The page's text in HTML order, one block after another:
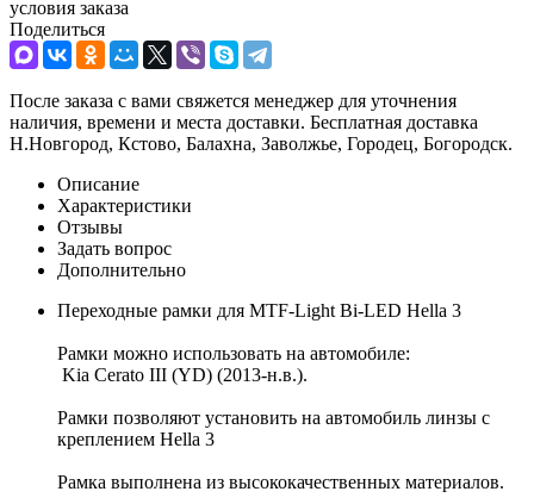
условия заказа
Поделиться
После заказа с вами свяжется менеджер для уточнения
наличия, времени и места доставки. Бесплатная доставка
Н.Новгород, Кстово, Балахна, Заволжье, Городец, Богородск.
Описание
Характеристики
Отзывы
Задать вопрос
Дополнительно
Переходные рамки для MTF-Light Bi-LED Hella 3
Рамки можно использовать на автомобиле:
Kia Cerato III (YD) (2013-н.в.).
Рамки позволяют установить на автомобиль линзы с
креплением Hella 3
Рамка выполнена из высококачественных материалов.